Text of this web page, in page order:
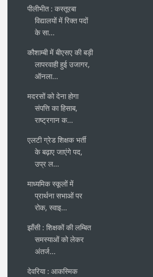
पीलीभीत : कस्तूरबा
विद्यालयों में रिक्त पदों
के सा...
कौशाम्बी में बीएसए की बड़ी
लापरवाही हुई उजागर,
ऑनला...
मदरसों को देना होगा
संपत्ति का हिसाब,
राष्ट्रगान क...
एलटी ग्रेड शिक्षक भर्ती
के बढ़ाए जाएंगे पद,
उप्र ल...
माध्यमिक स्कूलों में
प्रार्थना सभाओं पर
रोक, स्वाइ...
झाँसी : शिक्षकों की लम्बित
समस्याओं को लेकर
अंतर्ज...
देवरिया : आकस्मिक